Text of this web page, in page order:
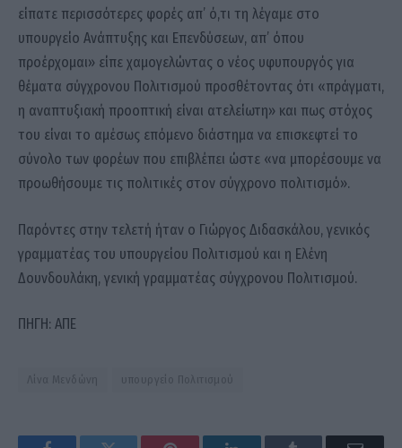
είπατε περισσότερες φορές απ’ ό,τι τη λέγαμε στο
υπουργείο Ανάπτυξης και Επενδύσεων, απ’ όπου
προέρχομαι» είπε χαμογελώντας ο νέος υφυπουργός για
θέματα σύγχρονου Πολιτισμού προσθέτοντας ότι «πράγματι,
η αναπτυξιακή προοπτική είναι ατελείωτη» και πως στόχος
του είναι το αμέσως επόμενο διάστημα να επισκεφτεί το
σύνολο των φορέων που επιβλέπει ώστε «να μπορέσουμε να
προωθήσουμε τις πολιτικές στον σύγχρονο πολιτισμό».
Παρόντες στην τελετή ήταν ο Γιώργος Διδασκάλου, γενικός
γραμματέας του υπουργείου Πολιτισμού και η Ελένη
Δουνδουλάκη, γενική γραμματέας σύγχρονου Πολιτισμού.
ΠΗΓΗ: ΑΠΕ
Λίνα Μενδώνη υπουργείο Πολιτισμού